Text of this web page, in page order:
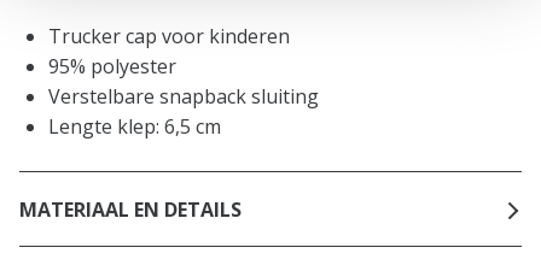
Trucker cap voor kinderen
95% polyester
Verstelbare snapback sluiting
Lengte klep: 6,5 cm
MATERIAAL EN DETAILS